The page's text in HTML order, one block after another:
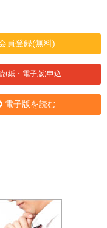
員登録(無料)
(紙・電子版)申込
電子版を読む